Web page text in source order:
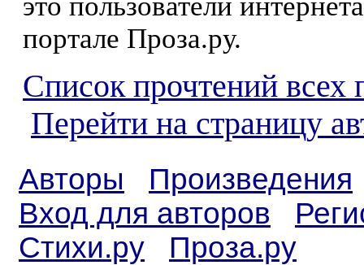
портале Проза.ру.
Список прочтений всех
Перейти на страницу
Авторы
Произведения
Вход для авторов
Стихи.ру
Проза.ру